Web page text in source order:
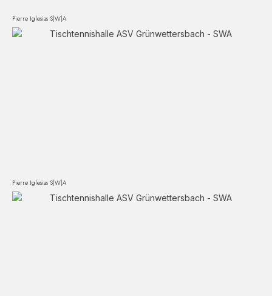
Pierre Iglesias S|W|A
Pierre Iglesias S|W|A